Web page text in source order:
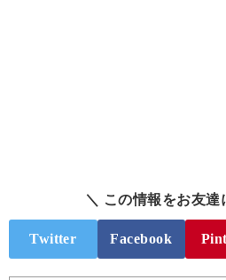
＼ この情報をお友達
Twitter Facebook